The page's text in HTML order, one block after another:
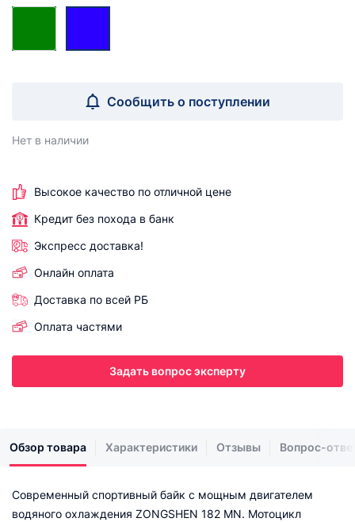
Сообщить о поступлении
Нет в наличии
Высокое качество по отличной цене
Кредит без похода в банк
Экспресс доставка!
Онлайн оплата
Доставка по всей РБ
Оплата частями
Задать вопрос эксперту
Обзор товара Характеристики Отзывы Вопрос-
Современный спортивный байк с мощным двигателем
водяного охлаждения ZONGSHEN 182 MN. Мотоцикл